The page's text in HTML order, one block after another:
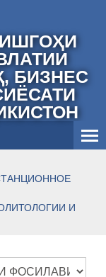
БИЗНЕС
И